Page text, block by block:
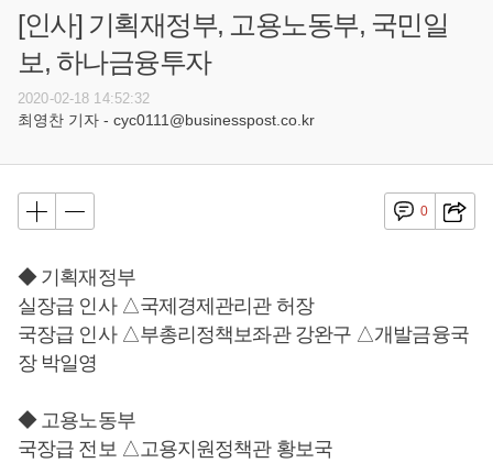
[인사] 기획재정부, 고용노동부, 국민일
보, 하나금융투자
2020-02-18 14:52:32
최영찬 기자 - cyc0111@businesspost.co.kr
0
◆ 기획재정부
실장급 인사 △국제경제관리관 허장
국장급 인사 △부총리정책보좌관 강완구 △개발금융국
장 박일영
◆ 고용노동부
국장급 전보 △고용지원정책관 황보국